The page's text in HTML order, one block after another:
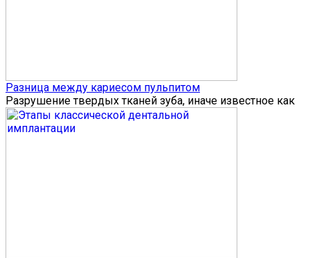
Разница между кариесом пульпитом
Разрушение твердых тканей зуба, иначе известное как